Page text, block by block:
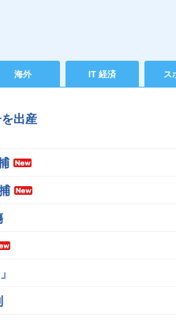
海外 IT 経済 ス
出産